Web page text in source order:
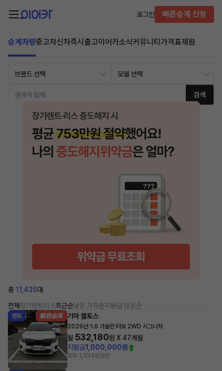
로그인 빠른승계 신청
승계차량중고차신차즉시출고이어카소식커뮤니티 가격표제원
검색
총 11,435대
전체 장기렌트리스최근순낮은 가격순지원금 많은순
렌트 기아 셀토스
2026년·1.6 가솔린 터보 2WD 시그니처
월 532,180원 X47개월
지원금1,000,000원
조회 1,354방금전